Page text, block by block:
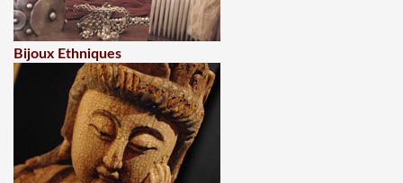
Bijoux Ethniques